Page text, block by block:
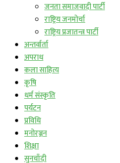
जनता समाजवादी पार्टी
राष्ट्रिय जनमोर्चा
राष्ट्रिय प्रजातन्त्र पार्टी
अन्तर्वार्ता
अपराध
कला साहित्य
कृषि
धर्म संस्कृति
पर्यटन
प्रविधि
मनोरञ्जन
शिक्षा
सुनचाँदी